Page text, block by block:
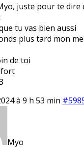
juste pour te dire
tu vas bien aussi
plus tard mon
de toi
fort
à 9 h 53 min
Myo